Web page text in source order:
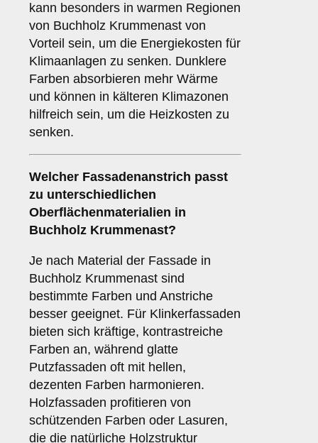
kann besonders in warmen Regionen
von Buchholz Krummenast von
Vorteil sein, um die Energiekosten für
Klimaanlagen zu senken. Dunklere
Farben absorbieren mehr Wärme
und können in kälteren Klimazonen
hilfreich sein, um die Heizkosten zu
senken.
Welcher Fassadenanstrich passt
zu unterschiedlichen
Oberflächenmaterialien in
Buchholz Krummenast?
Je nach Material der Fassade in
Buchholz Krummenast sind
bestimmte Farben und Anstriche
besser geeignet. Für Klinkerfassaden
bieten sich kräftige, kontrastreiche
Farben an, während glatte
Putzfassaden oft mit hellen,
dezenten Farben harmonieren.
Holzfassaden profitieren von
schützenden Farben oder Lasuren,
die die natürliche Holzstruktur